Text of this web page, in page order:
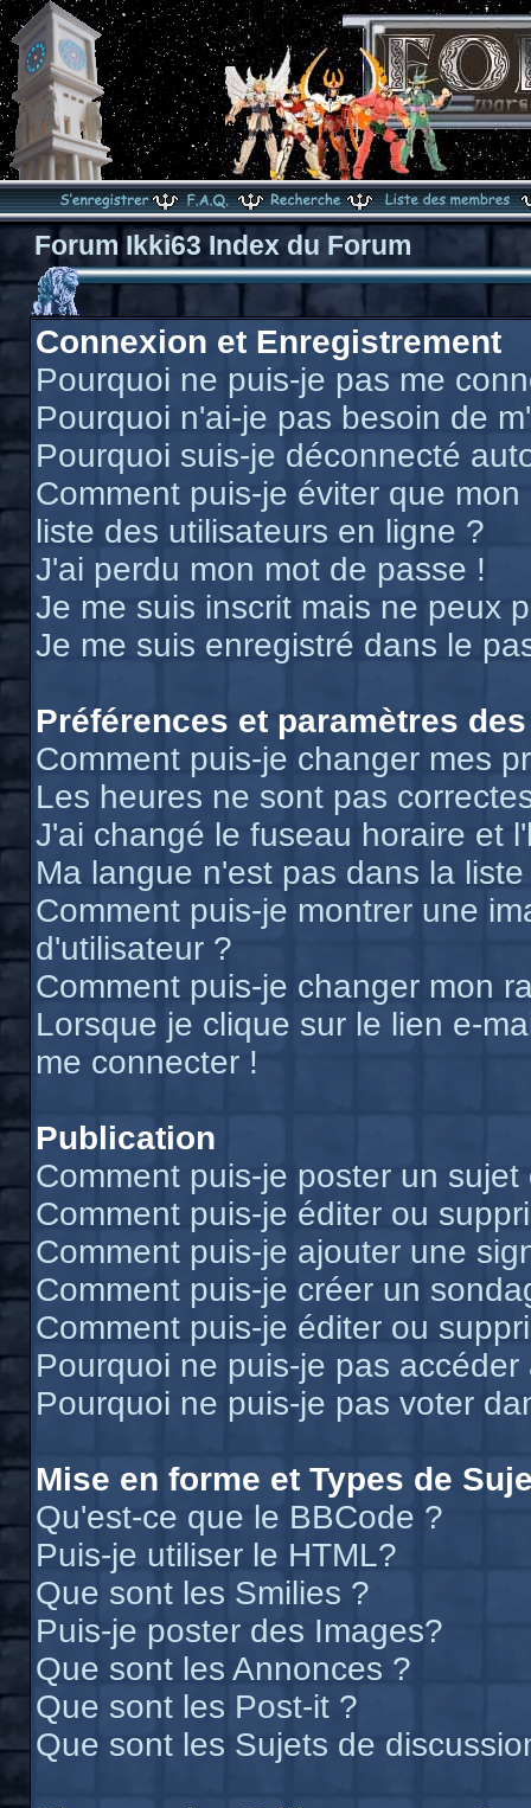
Forum Ikki63 Index du Forum
Connexion et Enregistrement
Pourquoi ne puis-je pas me
Pourquoi n'ai-je pas besoin de
Pourquoi suis-je déconnecté
Comment puis-je éviter que
liste des utilisateurs en ligne ?
J'ai perdu mon mot de passe !
Je me suis inscrit mais ne peux
Je me suis enregistré dans le
Préférences et paramètres
Comment puis-je changer mes
Les heures ne sont pas
J'ai changé le fuseau horaire et
Ma langue n'est pas dans la liste
Comment puis-je montrer une
d'utilisateur ?
Comment puis-je changer mon
Lorsque je clique sur le lien e-
me connecter !
Publication
Comment puis-je poster un
Comment puis-je éditer ou
Comment puis-je ajouter une
Comment puis-je créer un
Comment puis-je éditer ou
Pourquoi ne puis-je pas accéder
Pourquoi ne puis-je pas voter
Mise en forme et Types de
Qu'est-ce que le BBCode ?
Puis-je utiliser le HTML?
Que sont les Smilies ?
Puis-je poster des Images?
Que sont les Annonces ?
Que sont les Post-it ?
Que sont les Sujets de